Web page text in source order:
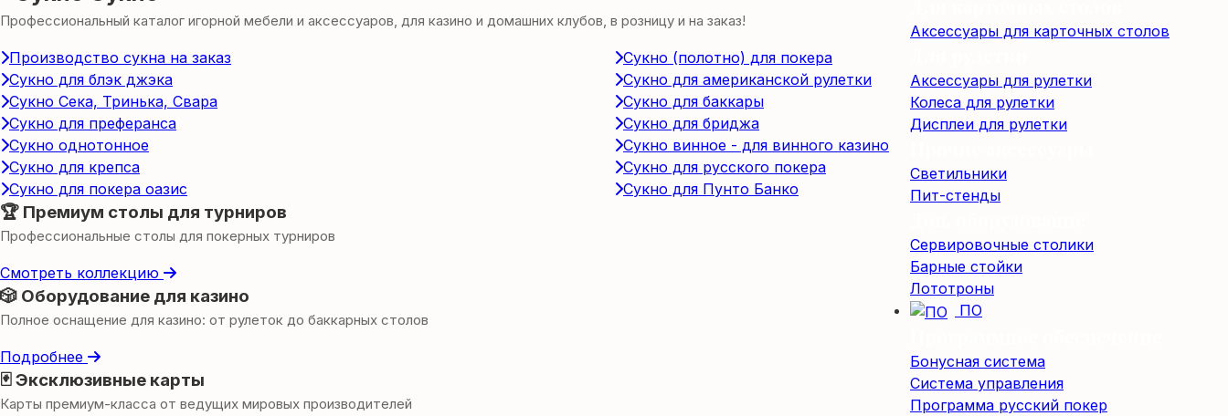
Аксессуары для карточных столов
Аксессуары для рулетки
Колеса для рулетки
Дисплеи для рулетки
Светильники
Пит-стенды
Сервировочные столики
Барные стойки
Лототроны
ПО
Бонусная система
Система управления
Программа русский покер
Профессиональный каталог игорной мебели и аксессуаров, для казино и домашних клубов, в розницу и на заказ!
Производство сукна на заказ
Сукно (полотно) для покера
Сукно для блэк джэка
Сукно для американской рулетки
Сукно Сека, Тринька, Свара
Сукно для баккары
Сукно для преферанса
Сукно для бриджа
Сукно однотонное
Сукно винное - для винного казино
Сукно для крепса
Сукно для русского покера
Сукно для покера оазис
Сукно для Пунто Банко
🏆 Премиум столы для турниров
Профессиональные столы для покерных турниров
Смотреть коллекцию
🎲 Оборудование для казино
Полное оснащение для казино: от рулеток до баккарных столов
Подробнее
🃏 Эксклюзивные карты
Карты премиум-класса от ведущих мировых производителей